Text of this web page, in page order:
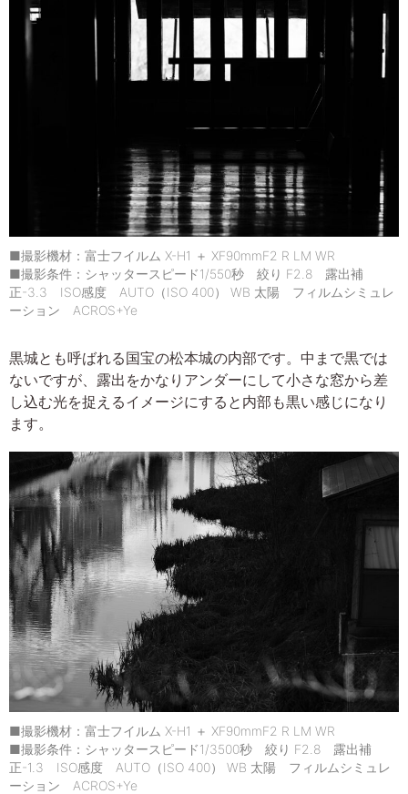
■撮影機材：富士フイルム X-H1 ＋ XF90mmF2 R LM WR
■撮影条件：シャッタースピード1/550秒 絞り F2.8 露出補
正-3.3 ISO感度 AUTO（ISO 400） WB 太陽 フィルムシミュレ
ーション ACROS+Ye
黒城とも呼ばれる国宝の松本城の内部です。中まで黒では
ないですが、露出をかなりアンダーにして小さな窓から差
し込む光を捉えるイメージにすると内部も黒い感じになり
ます。
■撮影機材：富士フイルム X-H1 ＋ XF90mmF2 R LM WR
■撮影条件：シャッタースピード1/3500秒 絞り F2.8 露出補
正-1.3 ISO感度 AUTO（ISO 400） WB 太陽 フィルムシミュレ
ーション ACROS+Ye